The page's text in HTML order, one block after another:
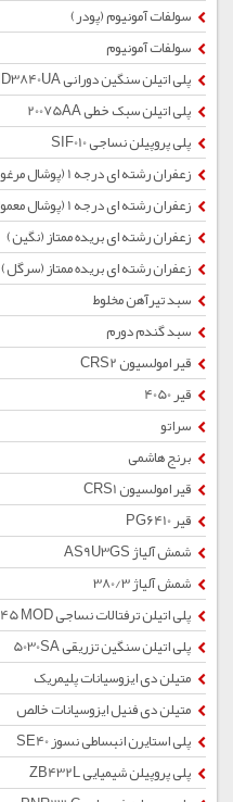
سولفات آمونیوم (پودر)
سولفات آمونیوم
پلی اتیلن سنگین دورانی MD3840UA
پلی اتیلن سبک خطی 20075AA
پلی پروپیلن نساجی SIF010
زعفران رشته ای درجه 1 (پوشال مرغوب)
زعفران رشته ای درجه 1 (پوشال معمولی)
زعفران رشته ای بریده ممتاز (نگین)
زعفران رشته ای بریده ممتاز (سرگل)
سبد تیرآهن مخلوط
سبد گندم دورم
قیر امولسیون CRS2
قیر 4050
سراتو
برنج هاشمی
قیر امولسیون CRS1
قیر PG6410
شمش آلیاژ AS9U3GS
شمش آلیاژ 380/3
پلی اتیلن ترفتالات نساجی TG645 MOD
پلی اتیلن سنگین تزریقی 5030SA
متیلن دی ایزوسیانات پلیمریک
متیلن دی فنیل ایزوسیانات خالص
پلی استایرن انبساطی نسوز SE40
پلی پروپیلن شیمیایی ZB432L